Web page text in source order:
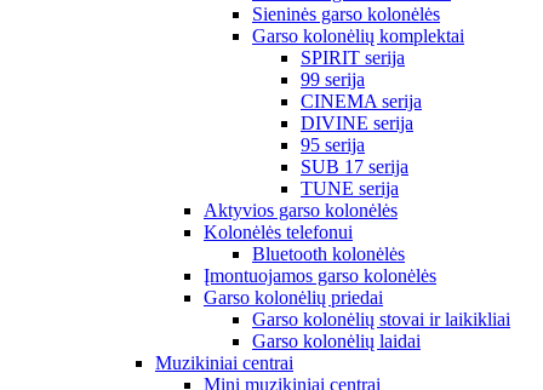
Sieninės garso kolonėlės
Garso kolonėlių komplektai
SPIRIT serija
99 serija
CINEMA serija
DIVINE serija
95 serija
SUB 17 serija
TUNE serija
Aktyvios garso kolonėlės
Kolonėlės telefonui
Bluetooth kolonėlės
Įmontuojamos garso kolonėlės
Garso kolonėlių priedai
Garso kolonėlių stovai ir laikikliai
Garso kolonėlių laidai
Muzikiniai centrai
Mini muzikiniai centrai